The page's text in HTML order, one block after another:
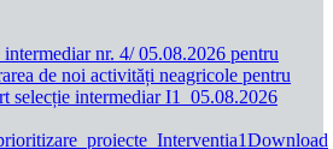
nr. 4/ 05.08.2026 pentru
de noi activități neagricole pentru
selecție intermediar I1_05.08.2026